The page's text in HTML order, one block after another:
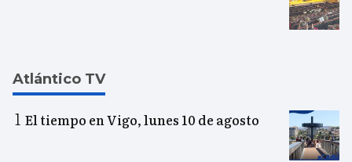
Atlántico TV
El tiempo en Vigo, lunes 10 de agosto